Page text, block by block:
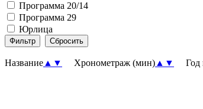
Программа 20/14
Программа 29
Юрлица
Название ▲ ▼ Хронометраж (мин) ▲ ▼ Год